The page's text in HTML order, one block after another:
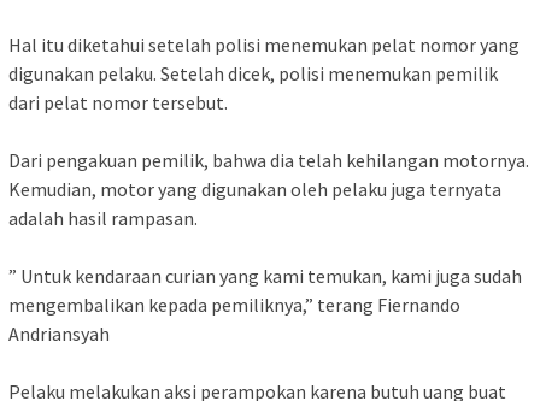
Hal itu diketahui setelah polisi menemukan pelat nomor yang
digunakan pelaku. Setelah dicek, polisi menemukan pemilik
dari pelat nomor tersebut.
Dari pengakuan pemilik, bahwa dia telah kehilangan motornya.
Kemudian, motor yang digunakan oleh pelaku juga ternyata
adalah hasil rampasan.
” Untuk kendaraan curian yang kami temukan, kami juga sudah
mengembalikan kepada pemiliknya,” terang Fiernando
Andriansyah
Pelaku melakukan aksi perampokan karena butuh uang buat